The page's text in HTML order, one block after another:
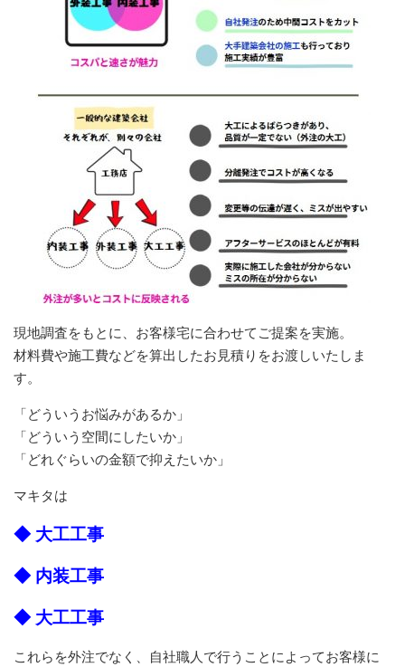
現地調査をもとに、お客様宅に合わせてご提案を実施。
材料費や施工費などを算出したお見積りをお渡しいたしま
す。
「どういうお悩みがあるか」
「どういう空間にしたいか」
「どれぐらいの金額で抑えたいか」
マキタは
◆ 大工工事
◆ 内装工事
◆ 大工工事
これらを外注でなく、自社職人で行うことによってお客様に